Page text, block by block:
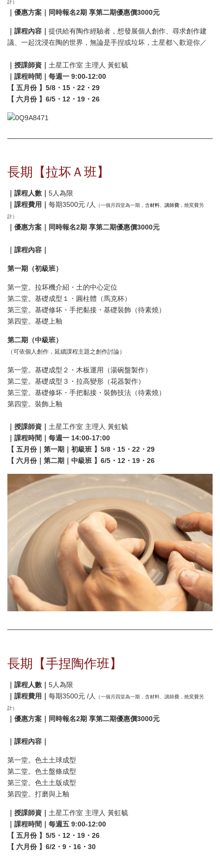
計）
｜優惠方案｜ 同時報名2期 享第二期優惠價3000元
｜課程內容｜ 提供給有陶作經驗者，想發展個人創作、尋求創作建
議、一起沈浸在陶的世界，無論是手捏或垃坏，土星都＼歡迎你／
｜授課師資｜ 土星工作室 主理人 黃虹毓
｜課程時間｜每週一 9:00-12:00
【 五月份 】5/8・15・22・29
【 六月份 】6/5・12・19・26
長期【拉坏Ａ班】
｜課程人數｜ 5人為限
｜課程費用｜ 每期3500元 /人 （一個月四堂為一期，含材料、 講師費 ，燒窯費另
計）
｜優惠方案｜同時報名2期 享第二期優惠價3000元
｜課程內容｜
第一期（初級班）
第一堂。拉坏機介紹・土的中心定位
第二堂。基礎成型１・圓柱體（馬克杯）
第三堂。基礎修坏・手把黏接・基礎裝飾（待素燒）
第四堂。基礎上釉
第二期（中級班）
（可依個人創作，延續課程主題之創作討論）
第一堂。基礎成型２・木板運用（湯碗盤製作）
第二堂。基礎成型３・拉高變形（花器製作）
第三堂。基礎修坏・手把黏接・裝飾技法（待素燒）
第四堂。裝飾上釉
｜授課師資｜ 土星工作室 主理人 黃虹毓
｜課程時間｜每週一 14:00-17:00
【 五月份｜第一期｜初級班 】5/8・15・22・29
【 六月份｜第二期｜中級班 】6/5・12・19・26
長期【手捏陶作班】
｜課程人數｜ 5人為限
｜課程費用｜ 每期3500元 /人 （一個月四堂為一期，含材料、講師費，燒窯費另
計）
｜優惠方案｜同時報名2期 享第二期優惠價3000元
｜課程內容｜
第一堂。色土土球成型
第二堂。色土盤條成型
第三堂。色土土版成型
第四堂。打磨與上釉
｜授課師資｜ 土星工作室 主理人 黃虹毓
｜課程時間｜每週五 9:00-12:00
【 五月份 】5/5・12・19・26
【 六月份 】6/2・9・16・30